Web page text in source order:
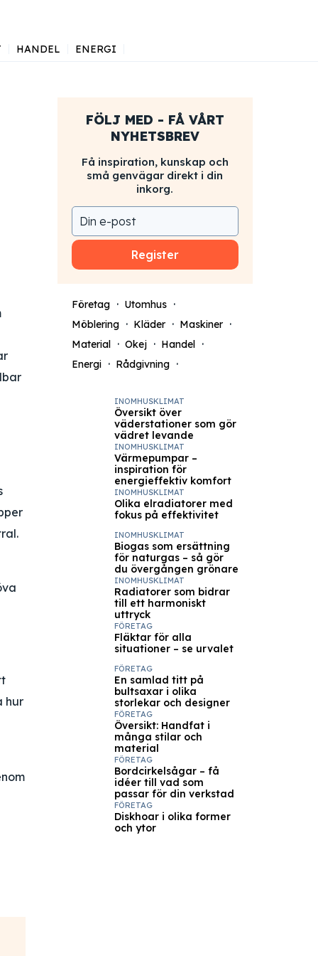
HANDEL ENERGI
hur
FÖLJ MED - FÅ VÅRT
NYHETSBREV
Få inspiration, kunskap och
små genvägar direkt i din
inkorg.
Register
Företag
Utomhus
Möblering
Kläder
Maskiner
Material
Okej
Handel
Energi
Rådgivning
Översikt över
väderstationer som gör
vädret levande
INOMHUSKLIMAT
Värmepumpar –
inspiration för
energieffektiv komfort
INOMHUSKLIMAT
Olika elradiatorer med
fokus på effektivitet
INOMHUSKLIMAT
Biogas som ersättning
för naturgas – så gör
du övergången grönare
INOMHUSKLIMAT
Radiatorer som bidrar
till ett harmoniskt
uttryck
INOMHUSKLIMAT
Fläktar för alla
situationer – se urvalet
FÖRETAG
En samlad titt på
bultsaxar i olika
storlekar och designer
FÖRETAG
Översikt: Handfat i
många stilar och
material
FÖRETAG
Bordcirkelsågar – få
idéer till vad som
passar för din verkstad
FÖRETAG
Diskhoar i olika former
och ytor
FÖRETAG